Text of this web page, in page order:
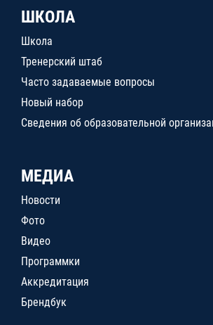
ШКОЛА
Школа
Тренерский штаб
Часто задаваемые вопросы
Новый набор
Сведения об образовательной
МЕДИА
Новости
Фото
Видео
Программки
Аккредитация
Брендбук